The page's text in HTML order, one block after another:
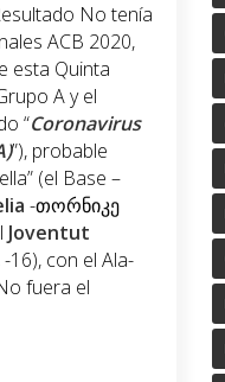
No tenía
ACB 2020,
esta Quinta
A y el
“Coronavirus
”), probable
(el Base –
-თორნიკე
Joventut
16), con el Ala-
fuera el